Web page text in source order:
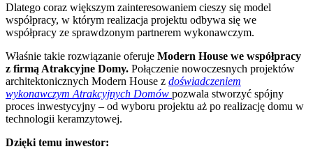
Dlatego coraz większym zainteresowaniem cieszy się model
współpracy, w którym realizacja projektu odbywa się we
współpracy ze sprawdzonym partnerem wykonawczym.
Właśnie takie rozwiązanie oferuje Modern House we współpracy
z firmą Atrakcyjne Domy. Połączenie nowoczesnych projektów
architektonicznych Modern House z doświadczeniem
wykonawczym Atrakcyjnych Domów pozwala stworzyć spójny
proces inwestycyjny – od wyboru projektu aż po realizację domu w
technologii keramzytowej.
Dzięki temu inwestor: